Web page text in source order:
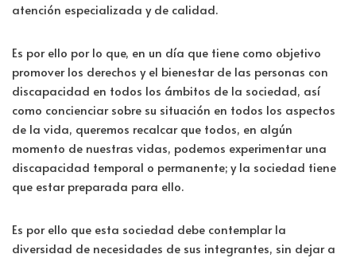
atención especializada y de calidad.
Es por ello por lo que, en un día que tiene como objetivo
promover los derechos y el bienestar de las personas con
discapacidad en todos los ámbitos de la sociedad, así
como concienciar sobre su situación en todos los aspectos
de la vida, queremos recalcar que todos, en algún
momento de nuestras vidas, podemos experimentar una
discapacidad temporal o permanente; y la sociedad tiene
que estar preparada para ello.
Es por ello que esta sociedad debe contemplar la
diversidad de necesidades de sus integrantes, sin dejar a